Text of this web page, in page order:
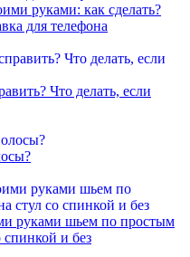
руками: как сделать?
для телефона
Что делать, если
руками шьем по простым
спинкой и без